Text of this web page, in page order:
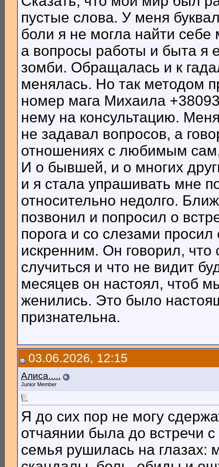
пустые слова. У меня
боли я не могла найти
а вопросы работы и быта я
зомби. Обращалась и к
менялась. Но так методом
номер мага Михаила
нему на консультацию.
не задавал вопросов, а
отношениях с любимым
И о бывшей, и о многих
и я стала упрашивать мне
относительно недолго.
позвонил и попросил о
порога и со слезами
искренним. Он говорил,
случиться и что не видит
месяцев он настоял, чтоб
женились. Это было
признательна.
03.06.2026, 12:15
Алиса.....
Junior Member
Я до сих пор не могу
отчаянии была до встречи
семья рушилась на